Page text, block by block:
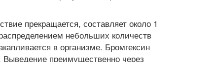
прекращается, составляет около 1
небольших количеств
в организме. Бромгексин
Выведение преимущественно через